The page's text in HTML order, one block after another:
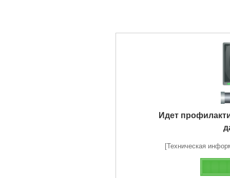
Идет
[Техническая